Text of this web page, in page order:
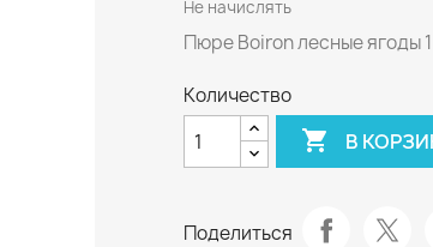
Не начислять
Пюре Boiron лесные ягоды 1
Количество
 В
Поделиться